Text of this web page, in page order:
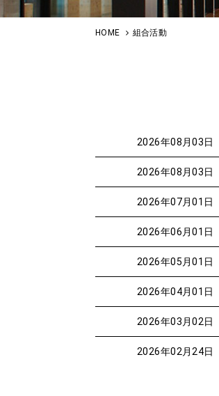
HOME 組合活動
2026年08月03日
2026年08月03日
2026年07月01日
2026年06月01日
2026年05月01日
2026年04月01日
2026年03月02日
2026年02月24日